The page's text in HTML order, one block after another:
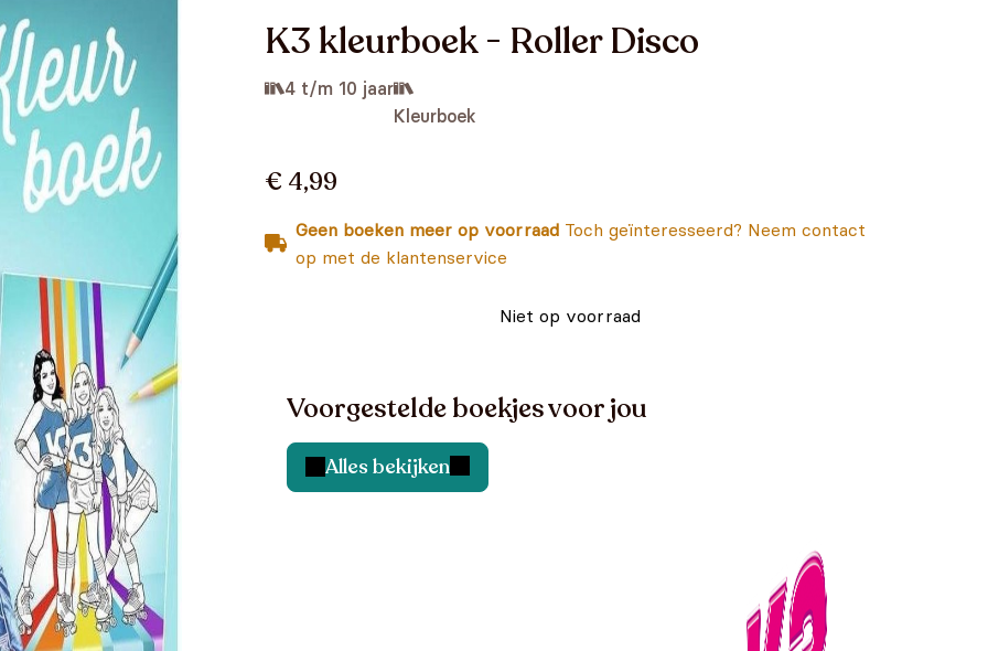
K3 kleurboek - Roller Disco
4 t/m 10 jaar
Kleurboek
€ 4,99
Geen boeken meer op voorraad Toch geïnteresseerd? Neem contact
op met de klantenservice
Niet op voorraad
Voorgestelde boekjes voor jou
Alles bekijken